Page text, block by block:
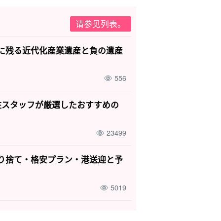
请参见列表。
残る近代化産業遺産と負の遺産
556
タッフが厳選したおすすめの
23499
捨て・格安プラン・港送迎と予
5019